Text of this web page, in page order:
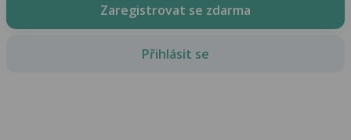
Zaregistrovat se zdarma
Přihlásit se